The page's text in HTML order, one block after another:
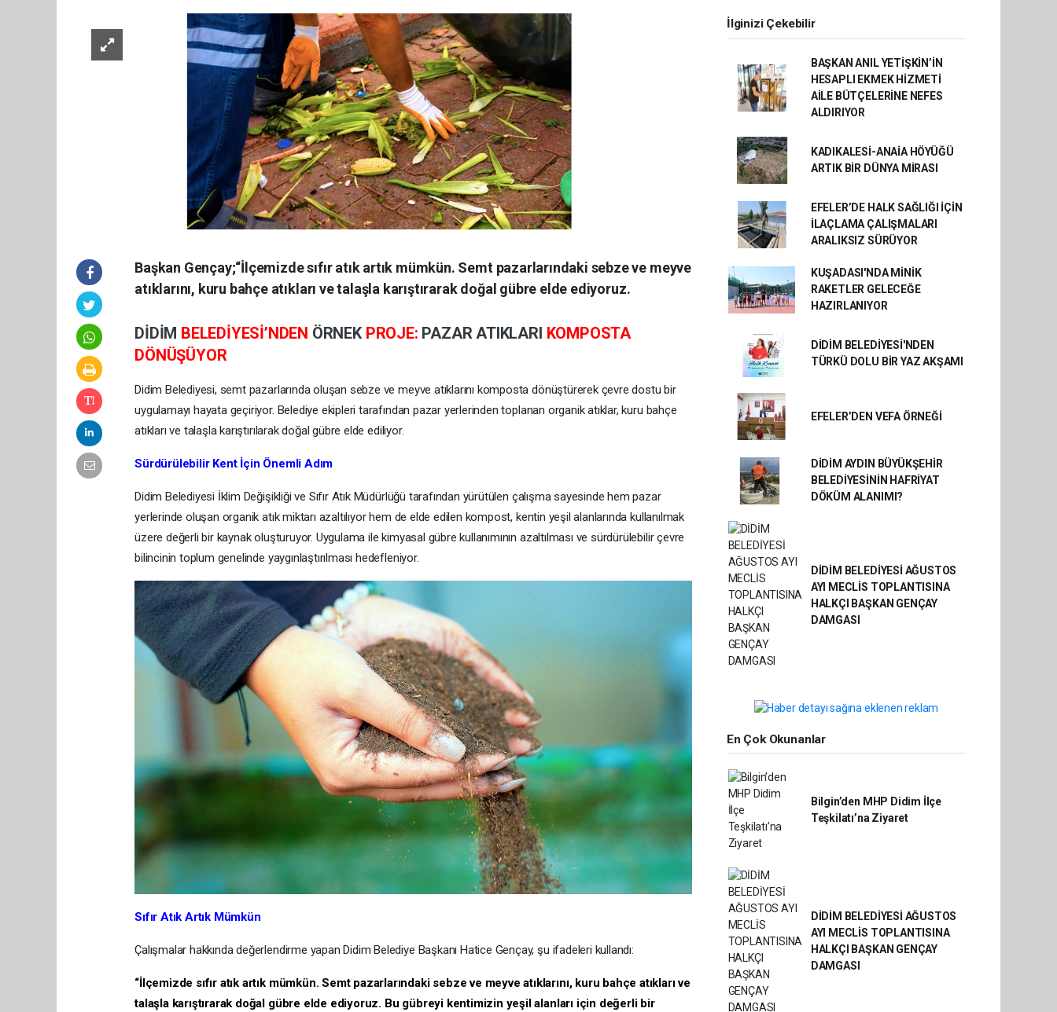
Başkan Gençay;“İlçemizde sıfır atık artık mümkün. Semt pazarlarındaki sebze ve meyve
atıklarını, kuru bahçe atıkları ve talaşla karıştırarak doğal gübre elde ediyoruz.
DİDİM BELEDİYESİ’NDEN ÖRNEK PROJE: PAZAR ATIKLARI KOMPOSTA
DÖNÜŞÜYOR
Didim Belediyesi, semt pazarlarında oluşan sebze ve meyve atıklarını komposta dönüştürerek çevre dostu bir
uygulamayı hayata geçiriyor. Belediye ekipleri tarafından pazar yerlerinden toplanan organik atıklar, kuru bahçe
atıkları ve talaşla karıştırılarak doğal gübre elde ediliyor.
Sürdürülebilir Kent İçin Önemli Adım
Didim Belediyesi İklim Değişikliği ve Sıfır Atık Müdürlüğü tarafından yürütülen çalışma sayesinde hem pazar
yerlerinde oluşan organik atık miktarı azaltılıyor hem de elde edilen kompost, kentin yeşil alanlarında kullanılmak
üzere değerli bir kaynak oluşturuyor. Uygulama ile kimyasal gübre kullanımının azaltılması ve sürdürülebilir çevre
bilincinin toplum genelinde yaygınlaştırılması hedefleniyor.
Sıfır Atık Artık Mümkün
Çalışmalar hakkında değerlendirme yapan Didim Belediye Başkanı Hatice Gençay, şu ifadeleri kullandı:
“İlçemizde sıfır atık artık mümkün. Semt pazarlarındaki sebze ve meyve atıklarını, kuru bahçe atıkları ve
talaşla karıştırarak doğal gübre elde ediyoruz. Bu gübreyi kentimizin yeşil alanları için değerli bir
İlginizi Çekebilir
BAŞKAN ANIL YETİŞKİN’İN
HESAPLI EKMEK HİZMETİ
AİLE BÜTÇELERİNE NEFES
ALDIRIYOR
KADIKALESİ-ANAİA HÖYÜĞÜ
ARTIK BİR DÜNYA MİRASI
EFELER’DE HALK SAĞLIĞI İÇİN
İLAÇLAMA ÇALIŞMALARI
ARALIKSIZ SÜRÜYOR
KUŞADASI'NDA MİNİK
RAKETLER GELECEĞE
HAZIRLANIYOR
DİDİM BELEDİYESİ'NDEN
TÜRKÜ DOLU BİR YAZ AKŞAMI
EFELER’DEN VEFA ÖRNEĞİ
DİDİM AYDIN BÜYÜKŞEHİR
BELEDİYESİNİN HAFRİYAT
DÖKÜM ALANIMI?
DİDİM BELEDİYESİ AĞUSTOS
AYI MECLİS TOPLANTISINA
HALKÇI BAŞKAN GENÇAY
DAMGASI
En Çok Okunanlar
Bilgin’den MHP Didim İlçe
Teşkilatı’na Ziyaret
DİDİM BELEDİYESİ AĞUSTOS
AYI MECLİS TOPLANTISINA
HALKÇI BAŞKAN GENÇAY
DAMGASI